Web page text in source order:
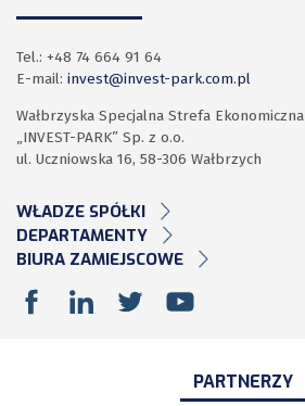
Tel.: +48 74 664 91 64
E-mail: invest@invest-park.com.pl
Wałbrzyska Specjalna Strefa Ekonomiczna
„INVEST-PARK” Sp. z o.o.
ul. Uczniowska 16, 58-306 Wałbrzych
WŁADZE SPÓŁKI
DEPARTAMENTY
BIURA ZAMIEJSCOWE
PARTNERZY